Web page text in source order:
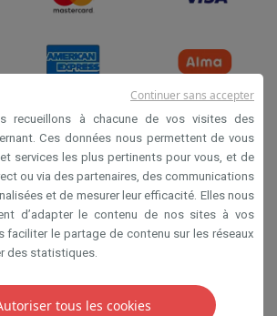
Conditions de vente
Privacy
Disclaimer
Cookies
2 Rue Läiteschbaach, 5324
recueillons à chacune de vos visites des
Ces données nous permettent de vous
services les plus pertinents pour vous, et de
ou via des partenaires, des communications
et de mesurer leur efficacité. Elles nous
d’adapter le contenu de nos sites à vos
faciliter le partage de contenu sur les réseaux
des statistiques.
tous les cookies
Continuer sans accepter